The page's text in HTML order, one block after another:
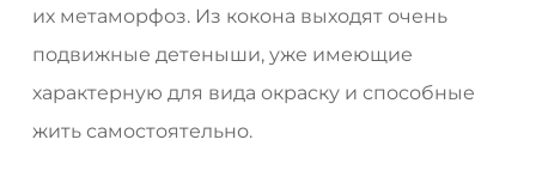
их метаморфоз. Из кокона выходят очень
подвижные детеныши, уже имеющие
характерную для вида окраску и способные
жить самостоятельно.